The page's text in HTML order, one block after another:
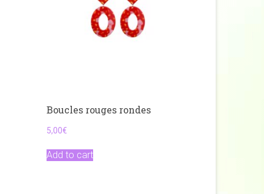
Boucles rouges rondes
5,00€
Add to cart